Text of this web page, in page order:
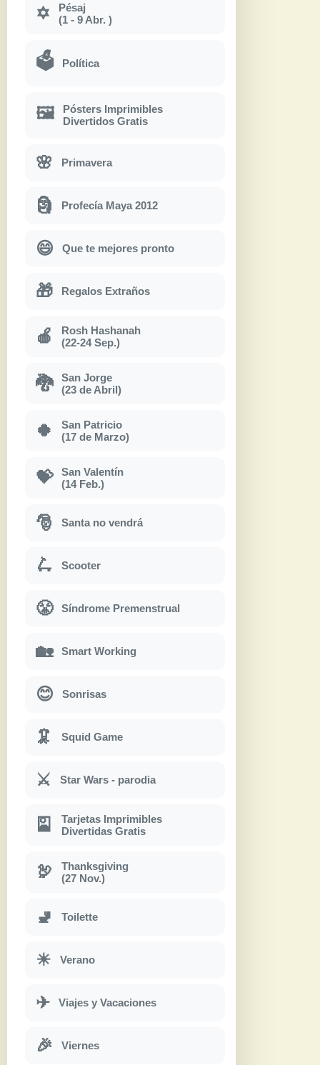
✡
Pésaj
(1 - 9 Abr. )
🗳 Política
🖼
Pósters Imprimibles
Divertidos Gratis
🌸 Primavera
🗿 Profecía Maya 2012
😄 Que te mejores pronto
🎁 Regalos Extraños
🍎
Rosh Hashanah
(22-24 Sep.)
🐉
San Jorge
(23 de Abril)
🍀
San Patricio
(17 de Marzo)
💝
San Valentín
(14 Feb.)
🎅 Santa no vendrá
🛴 Scooter
😤 Síndrome Premenstrual
🏡 Smart Working
😊 Sonrisas
🦑 Squid Game
⚔ Star Wars - parodia
🎴
Tarjetas Imprimibles
Divertidas Gratis
🦃
Thanksgiving
(27 Nov.)
🚽 Toilette
☀ Verano
✈ Viajes y Vacaciones
🎉 Viernes